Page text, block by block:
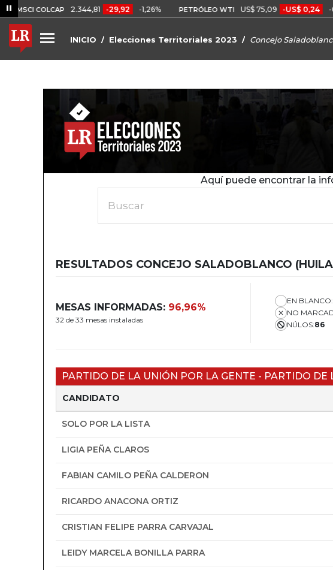
COLCAP 2.344,81 -29,92 -1,26% PETRÓLEO WTI US$ 75,09 -US$ 0,24 -0,32%
INICIO Elecciones Territoriales 2023 Concejo
Aquí puede encontrar la
Buscar
RESULTADOS CONCEJO SALADOBLANCO
MESAS INFORMADAS: 96,96%
32 de 33 mesas instaladas
EN BLANCO:
NO
NÚLOS:86
PARTIDO DE LA UNIÓN POR LA GENTE - PARTIDO DE
CANDIDATO
SOLO POR LA LISTA
LIGIA PEÑA CLAROS
FABIAN CAMILO PEÑA CALDERON
RICARDO ANACONA ORTIZ
CRISTIAN FELIPE PARRA CARVAJAL
LEIDY MARCELA BONILLA PARRA